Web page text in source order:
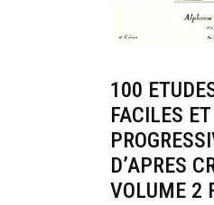
100
FACILES ET
D’APRES
VOLUME 2